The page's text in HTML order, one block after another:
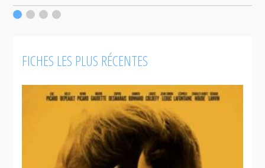
FICHES LES PLUS RÉCENTES